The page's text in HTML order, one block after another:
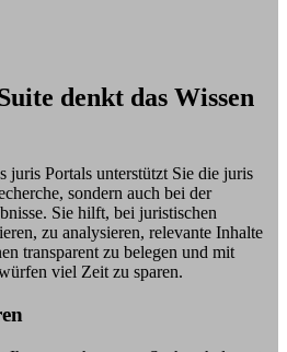
denkt das Wissen
juris Portals unterstützt Sie die juris
sondern auch bei der
Sie hilft, bei juristischen
zu analysieren, relevante Inhalte
transparent zu belegen und mit
viel Zeit zu sparen.